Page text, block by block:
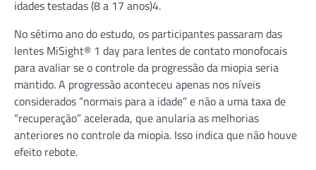
idades testadas (8 a 17 anos)4.
No sétimo ano do estudo, os participantes passaram das
lentes MiSight® 1 day para lentes de contato monofocais
para avaliar se o controle da progressão da miopia seria
mantido. A progressão aconteceu apenas nos níveis
considerados “normais para a idade” e não a uma taxa de
“recuperação” acelerada, que anularia as melhorias
anteriores no controle da miopia. Isso indica que não houve
efeito rebote.